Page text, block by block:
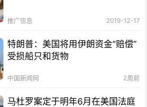
推广信息 2019-12-17
特朗普：美国将用伊朗资金“赔偿”
受损船只和货物
中国新闻网 2周前
马杜罗案定于明年6月在美国法庭